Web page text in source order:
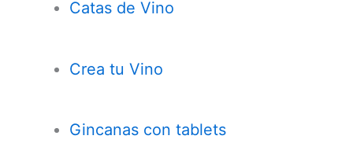
Catas de Vino
Crea tu Vino
Gincanas con tablets